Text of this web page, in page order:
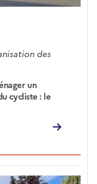
des
un
cycliste : le